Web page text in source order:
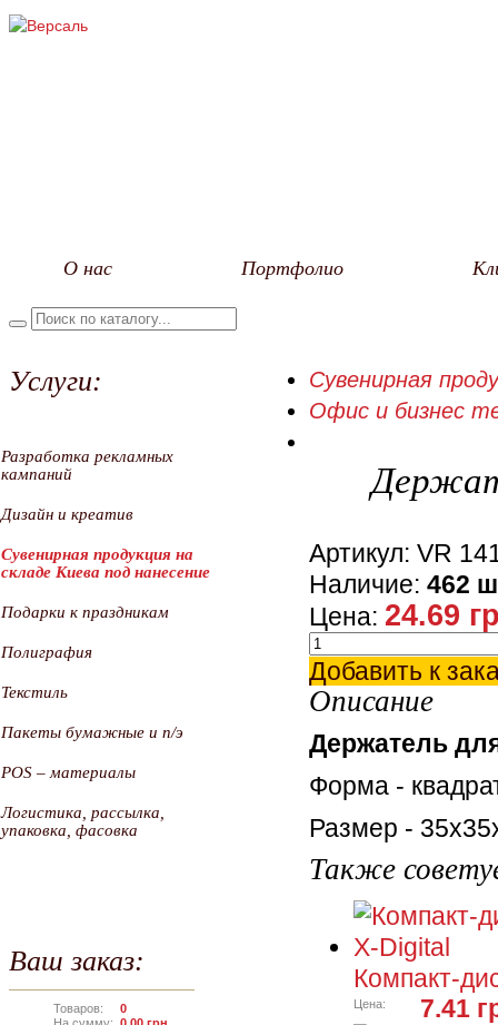
О нас Портфолио
Услуги:
Разработка рекламных
кампаний
Дизайн и креатив
Сувенирная продукция на
складе Киева под нанесение
Подарки к праздникам
Полиграфия
Текстиль
Пакеты бумажные и п/э
POS – материалы
Логистика, рассылка,
упаковка, фасовка
Ваш заказ:
Товаров:
0
Сувенирная
Офис и бизнес
Артикул: VR
Наличие: 462
Цена: 24.69
Добавить к
Описание
Держатель
Форма -
Размер -
Также
Компакт-
Цена: 7.41